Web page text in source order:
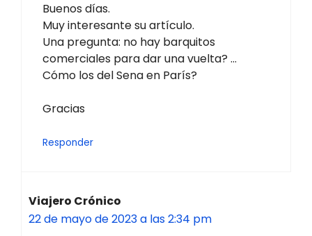
Buenos días.
Muy interesante su artículo.
Una pregunta: no hay barquitos
comerciales para dar una vuelta? …
Cómo los del Sena en París?
Gracias
Responder
Viajero Crónico
22 de mayo de 2023 a las 2:34 pm